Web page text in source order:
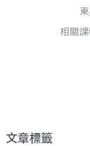
相關
文章標籤